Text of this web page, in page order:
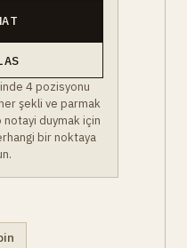
4 pozisyonu
şekli ve parmak
duymak için
bir noktaya